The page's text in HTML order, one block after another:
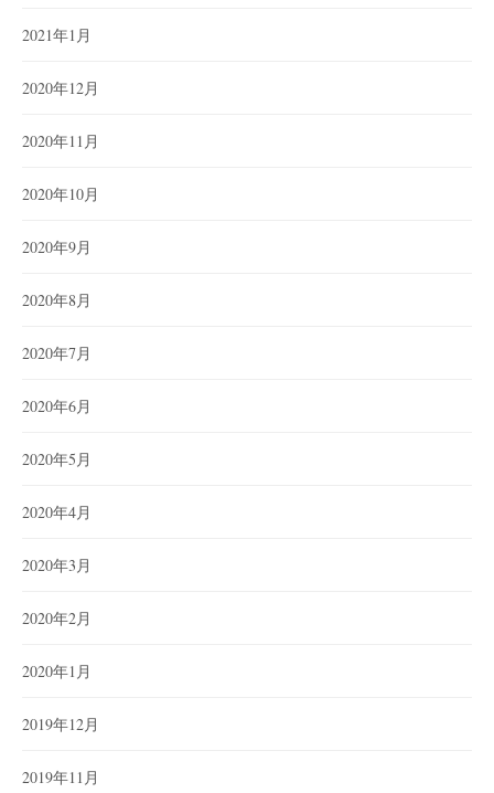
2021年1月
2020年12月
2020年11月
2020年10月
2020年9月
2020年8月
2020年7月
2020年6月
2020年5月
2020年4月
2020年3月
2020年2月
2020年1月
2019年12月
2019年11月